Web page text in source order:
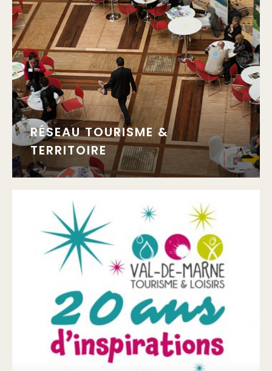
RÉSEAU TOURISME &
TERRITOIRE